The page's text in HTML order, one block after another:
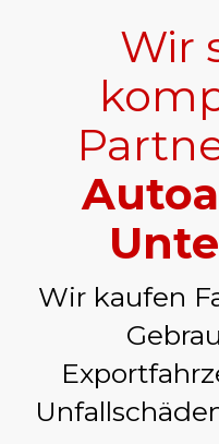
Wir
Wir kaufen